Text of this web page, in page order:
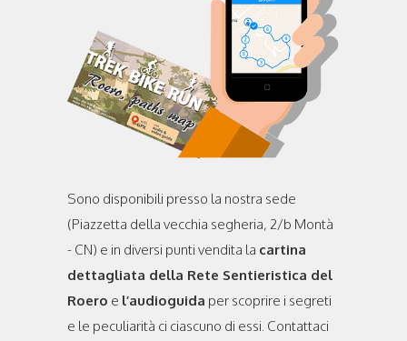
Sono disponibili presso la nostra sede
(Piazzetta della vecchia segheria, 2/b Montà
- CN) e in diversi punti vendita la cartina
dettagliata della Rete Sentieristica del
Roero e l’audioguida per scoprire i segreti
e le peculiarità ci ciascuno di essi. Contattaci